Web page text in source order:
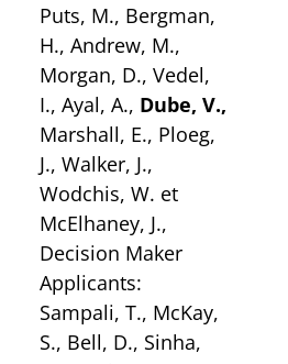
Puts, M., Bergman,
H., Andrew, M.,
Morgan, D., Vedel,
I., Ayal, A., Dube, V.,
Marshall, E., Ploeg,
J., Walker, J.,
Wodchis, W. et
McElhaney, J.,
Decision Maker
Applicants:
Sampali, T., McKay,
S., Bell, D., Sinha,